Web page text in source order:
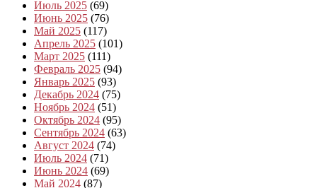
Июль 2025 (69)
Июнь 2025 (76)
Май 2025 (117)
Апрель 2025 (101)
Март 2025 (111)
Февраль 2025 (94)
Январь 2025 (93)
Декабрь 2024 (75)
Ноябрь 2024 (51)
Октябрь 2024 (95)
Сентябрь 2024 (63)
Август 2024 (74)
Июль 2024 (71)
Июнь 2024 (69)
Май 2024 (87)